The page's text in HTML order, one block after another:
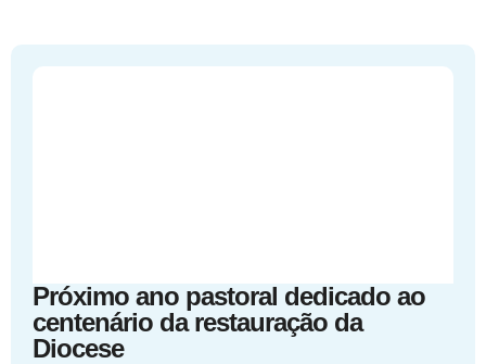
Próximo ano pastoral dedicado ao
centenário da restauração da
Diocese